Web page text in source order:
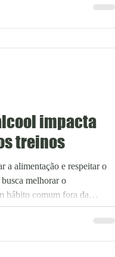
e preparadas com
a um público cada vez mais
impacta
treinos
a alimentação e respeitar o
melhorar o
hábito comum fora da
na evolução: a ingestão
já mostram esse efeito,